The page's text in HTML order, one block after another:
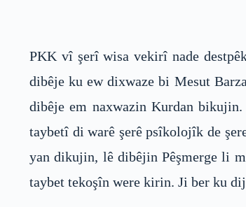
PKK vî şerî wisa vekirî nade
dibêje ku ew dixwaze bi Mesut
dibêje em naxwazin Kurdan
taybetî di warê şerê psîkolojîk de
yan dikujin, lê dibêjin Pêşmerge li
taybet tekoşîn were kirin. Ji ber ku